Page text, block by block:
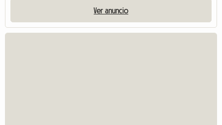
Ver anuncio